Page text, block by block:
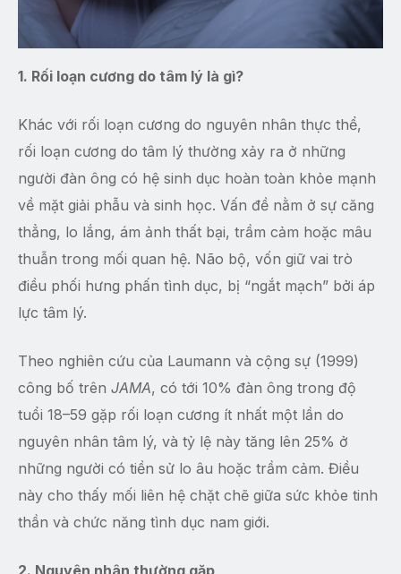
1. Rối loạn cương do tâm lý là gì?
Khác với rối loạn cương do nguyên nhân thực thể,
rối loạn cương do tâm lý thường xảy ra ở những
người đàn ông có hệ sinh dục hoàn toàn khỏe mạnh
về mặt giải phẫu và sinh học. Vấn đề nằm ở sự căng
thẳng, lo lắng, ám ảnh thất bại, trầm cảm hoặc mâu
thuẫn trong mối quan hệ. Não bộ, vốn giữ vai trò
điều phối hưng phấn tình dục, bị “ngắt mạch” bởi áp
lực tâm lý.
Theo nghiên cứu của Laumann và cộng sự (1999)
công bố trên JAMA, có tới 10% đàn ông trong độ
tuổi 18–59 gặp rối loạn cương ít nhất một lần do
nguyên nhân tâm lý, và tỷ lệ này tăng lên 25% ở
những người có tiền sử lo âu hoặc trầm cảm. Điều
này cho thấy mối liên hệ chặt chẽ giữa sức khỏe tinh
thần và chức năng tình dục nam giới.